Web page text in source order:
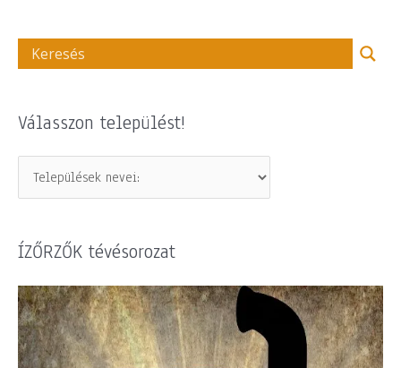
Válasszon települést!
ÍZŐRZŐK tévésorozat